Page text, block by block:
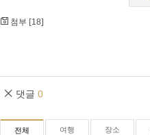
첨부 [18]
댓글 0
전체 여행 장소